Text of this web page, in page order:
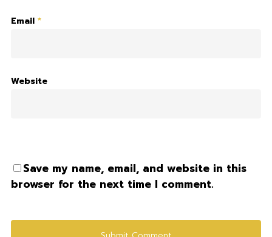
Email *
Website
Save my name, email, and website in this
browser for the next time I comment.